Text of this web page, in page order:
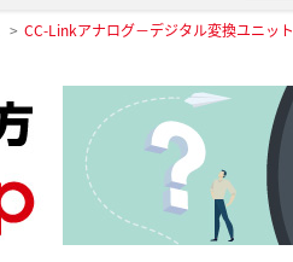
CC-Linkアナログ－デジタル変換ユニット